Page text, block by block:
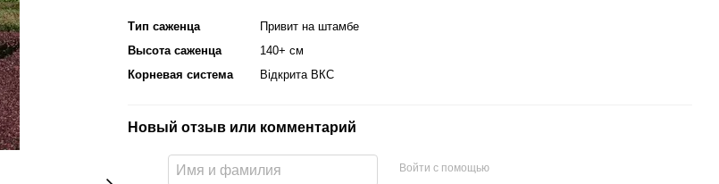
Тип саженца
Привит на штамбе
Высота саженца
140+ см
Корневая система
Відкрита ВКС
Новый отзыв или комментарий
Войти с помощью